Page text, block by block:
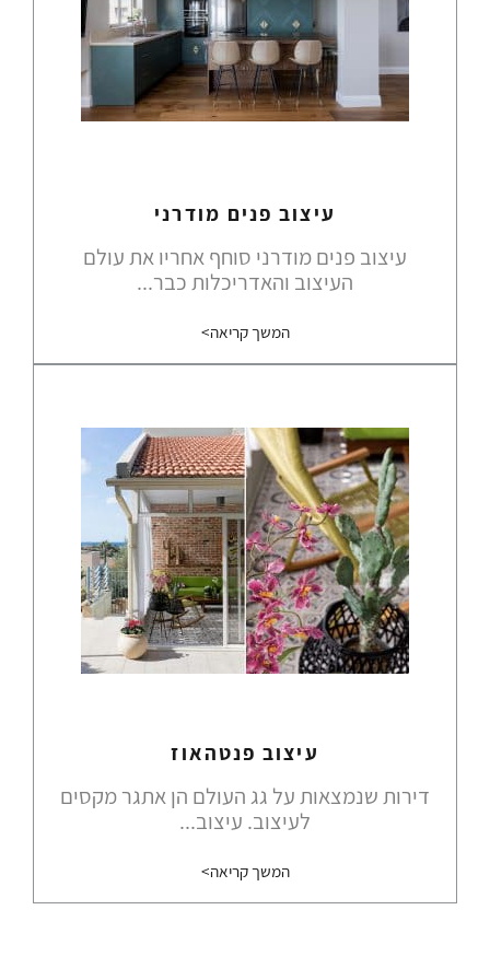
עיצוב פנים מודרני
עיצוב פנים מודרני סוחף אחריו את עולם
העיצוב והאדריכלות כבר...
המשך קריאה>
עיצוב פנטהאוז
דירות שנמצאות על גג העולם הן אתגר מקסים
לעיצוב. עיצוב...
המשך קריאה>